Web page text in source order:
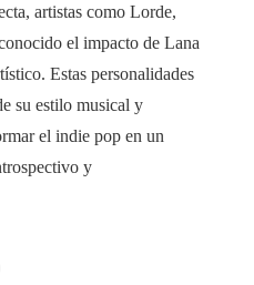
artistas como Lorde,
el impacto de Lana
Estas personalidades
su estilo musical y
el indie pop en un
y